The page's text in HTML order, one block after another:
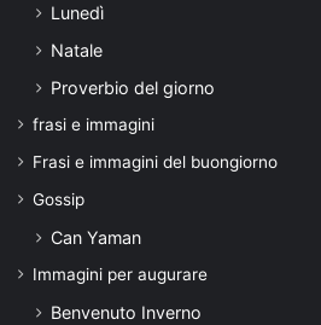
Lunedì
Natale
Proverbio del giorno
frasi e immagini
Frasi e immagini del buongiorno
Gossip
Can Yaman
Immagini per augurare
Benvenuto Inverno